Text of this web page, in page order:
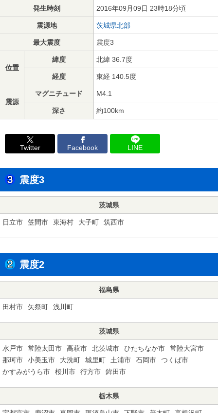
発生時刻 2016年09月09日 23時18分頃
震源地 茨城県北部
最大震度 震度3
位置
緯度 北緯 36.7度
経度 東経 140.5度
震源
マグニチュード M4.1
深さ 約100km
Twitter Facebook LINE
震度3
茨城県
日立市 笠間市 東海村 大子町 筑西市
震度2
福島県
田村市 矢祭町 浅川町
茨城県
水戸市 常陸太田市 高萩市 北茨城市 ひたちなか市
常陸大宮市
那珂市
小美玉市 大洗町 城里町 土浦市 石岡市
つくば市
かすみがうら市
桜川市 行方市 鉾田市
栃木県